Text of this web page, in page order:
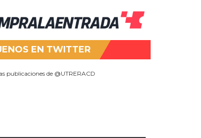
EN TWITTER
publicaciones de @UTRERACD